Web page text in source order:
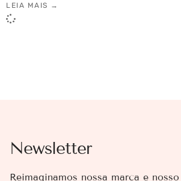
LEIA MAIS →
Newsletter
Reimaginamos nossa marca e nosso